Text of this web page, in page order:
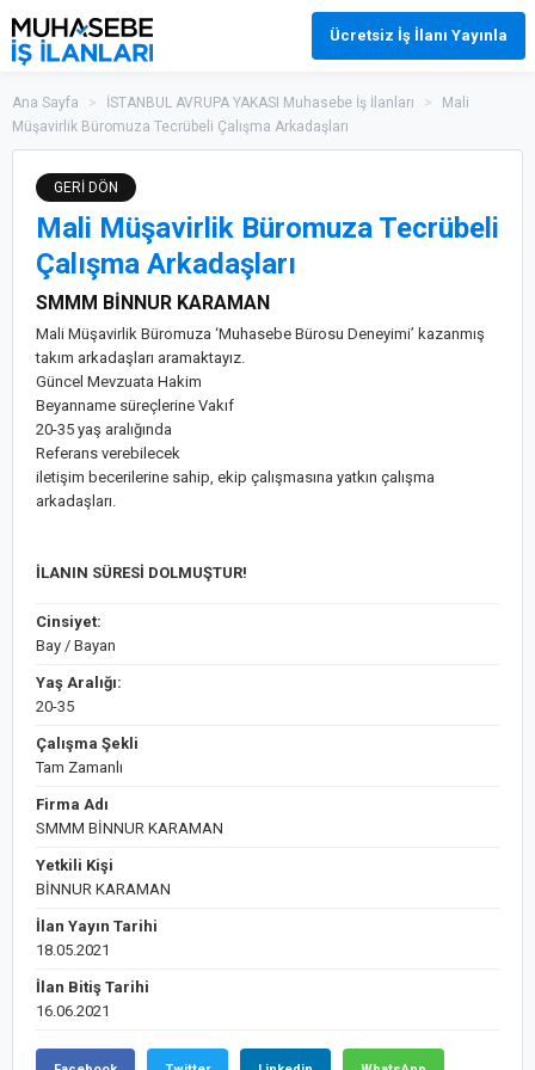
Ücretsiz İş İlanı Yayınla
Ana Sayfa > İSTANBUL AVRUPA YAKASI Muhasebe İş İlanları >
Mali
Müşavirlik Büromuza Tecrübeli Çalışma Arkadaşları
GERİ DÖN
Mali Müşavirlik Büromuza Tecrübeli
Çalışma Arkadaşları
SMMM BİNNUR KARAMAN
Mali Müşavirlik Büromuza ‘Muhasebe Bürosu Deneyimi’ kazanmış
takım arkadaşları aramaktayız.
Güncel Mevzuata Hakim
Beyanname süreçlerine Vakıf
20-35 yaş aralığında
Referans verebilecek
iletişim becerilerine sahip, ekip çalışmasına yatkın çalışma
arkadaşları.
İLANIN SÜRESİ DOLMUŞTUR!
Cinsiyet:
Bay / Bayan
Yaş Aralığı:
20-35
Çalışma Şekli
Tam Zamanlı
Firma Adı
SMMM BİNNUR KARAMAN
Yetkili Kişi
BİNNUR KARAMAN
İlan Yayın Tarihi
18.05.2021
İlan Bitiş Tarihi
16.06.2021